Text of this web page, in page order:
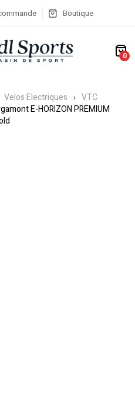
Boutique
0
Velos Electriques
VTC
E-HORIZON PREMIUM